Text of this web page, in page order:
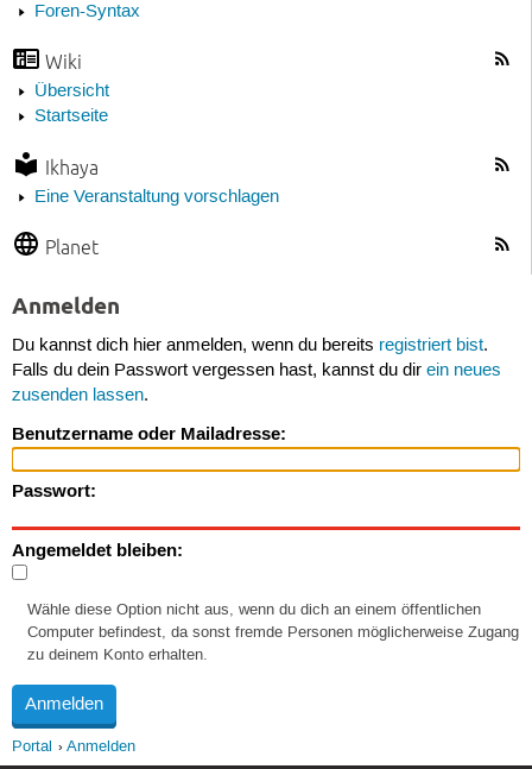
Foren-Syntax
Wiki
Übersicht
Startseite
Ikhaya
Eine Veranstaltung vorschlagen
Planet
Anmelden
Du kannst dich hier anmelden, wenn du bereits registriert bist.
Falls du dein Passwort vergessen hast, kannst du dir ein neues
zusenden lassen.
Benutzername oder Mailadresse:
Passwort:
Angemeldet bleiben:
Wähle diese Option nicht aus, wenn du dich an einem öffentlichen
Computer befindest, da sonst fremde Personen möglicherweise Zugang
zu deinem Konto erhalten.
Portal Anmelden